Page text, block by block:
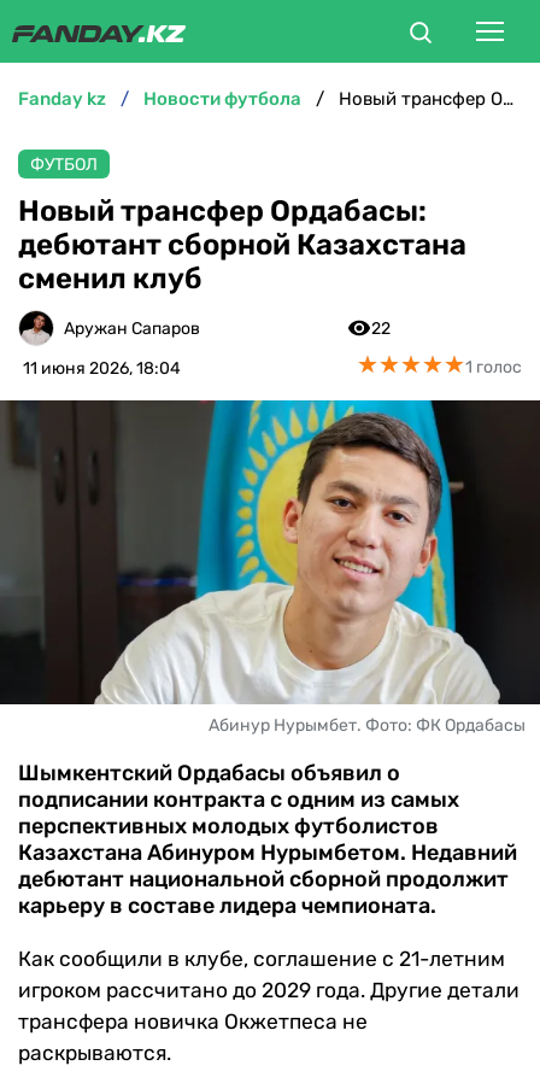
БОКС
ММА
ТЕННИС
ФУТЗАЛ
ВЕЛОСПОРТ
ЧМ-2026
БУКМЕКЕРЫ
fanday kz новости футбола Новый трансфер Ордабасы: дебютант сборной Казахстана сменил клуб
ФУТБОЛ
Новый трансфер Ордабасы:
дебютант сборной Казахстана
сменил клуб
Аружан Сапаров
11 июня 2026, 18:04
22
★★★★★
★★★★★1 голос
Абинур Нурымбет. Фото: ФК Ордабасы
Шымкентский Ордабасы объявил о
подписании контракта с одним из самых
перспективных молодых футболистов
Казахстана Абинуром Нурымбетом. Недавний
дебютант национальной сборной продолжит
карьеру в составе лидера чемпионата.
Как сообщили в клубе, соглашение с 21-летним
игроком рассчитано до 2029 года. Другие детали
трансфера новичка Окжетпеса не
раскрываются.